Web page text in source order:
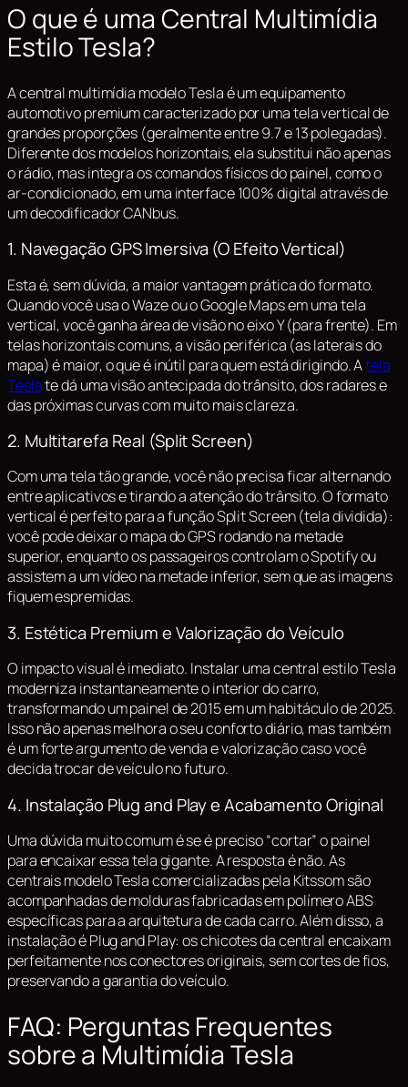
O que é uma Central Multimídia
Estilo Tesla?
A central multimídia modelo Tesla é um equipamento
automotivo premium caracterizado por uma tela vertical de
grandes proporções (geralmente entre 9.7 e 13 polegadas).
Diferente dos modelos horizontais, ela substitui não apenas
o rádio, mas integra os comandos físicos do painel, como o
ar-condicionado, em uma interface 100% digital através de
um decodificador CANbus.
1. Navegação GPS Imersiva (O Efeito Vertical)
Esta é, sem dúvida, a maior vantagem prática do formato.
Quando você usa o Waze ou o Google Maps em uma tela
vertical, você ganha área de visão no eixo Y (para frente). Em
telas horizontais comuns, a visão periférica (as laterais do
mapa) é maior, o que é inútil para quem está dirigindo. Atela
Teslate dá uma visão antecipada do trânsito, dos radares e
das próximas curvas com muito mais clareza.
2. Multitarefa Real (Split Screen)
Com uma tela tão grande, você não precisa ficar alternando
entre aplicativos e tirando a atenção do trânsito. O formato
vertical é perfeito para a funçãoSplit Screen(tela dividida):
você pode deixar o mapa do GPS rodando na metade
superior, enquanto os passageiros controlam o Spotify ou
assistem a um vídeo na metade inferior, sem que as imagens
fiquem espremidas.
3. Estética Premium e Valorização do Veículo
O impacto visual é imediato. Instalar uma central estilo Tesla
moderniza instantaneamente o interior do carro,
transformando um painel de 2015 em um habitáculo de 2025.
Isso não apenas melhora o seu conforto diário, mas também
é um forte argumento de venda e valorização caso você
decida trocar de veículo no futuro.
4. Instalação Plug and Play e Acabamento Original
Uma dúvida muito comum é se é preciso “cortar” o painel
para encaixar essa tela gigante. A resposta é não. As
centrais modelo Tesla comercializadas pela Kitssom são
acompanhadas de molduras fabricadas em polímero ABS
específicas para a arquitetura de cada carro. Além disso, a
instalação éPlug and Play: os chicotes da central encaixam
perfeitamente nos conectores originais, sem cortes de fios,
preservando a garantia do veículo.
FAQ: Perguntas Frequentes
sobre a Multimídia Tesla